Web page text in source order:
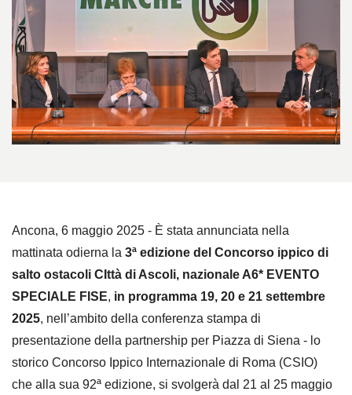
Ancona, 6 maggio 2025 - È stata annunciata nella
mattinata odierna la 3ª edizione del Concorso ippico di
salto ostacoli CIttà di Ascoli, nazionale A6* EVENTO
SPECIALE FISE, in programma 19, 20 e 21 settembre
2025, nell’ambito della conferenza stampa di
presentazione della partnership per Piazza di Siena - lo
storico Concorso Ippico Internazionale di Roma (CSIO)
che alla sua 92ª edizione, si svolgerà dal 21 al 25 maggio